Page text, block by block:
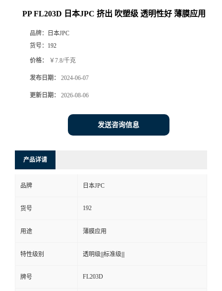
PP FL203D 日本JPC 挤出 吹塑级 透明性好 薄膜应用
品牌：
日本JPC
货号： 192
价格： ￥7.8/千克
发布日期： 2024-06-07
更新日期： 2026-08-06
发送咨询信息
产品详请
品牌 日本JPC
货号 192
用途 薄膜应用
特性级别 透明级|||标准级|||
牌号 FL203D